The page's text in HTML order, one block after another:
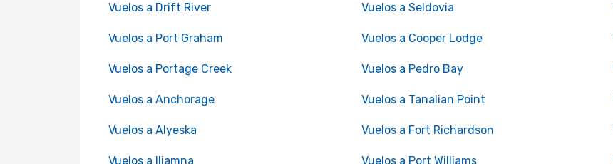
Vuelos a Drift River Vuelos a Seldovia
Vuelos a Port Graham Vuelos a Cooper Lodge
Vuelos a Portage Creek Vuelos a Pedro Bay
Vuelos a Anchorage Vuelos a Tanalian Point
Vuelos a Alyeska Vuelos a Fort Richardson
Vuelos a Iliamna Vuelos a Port Williams